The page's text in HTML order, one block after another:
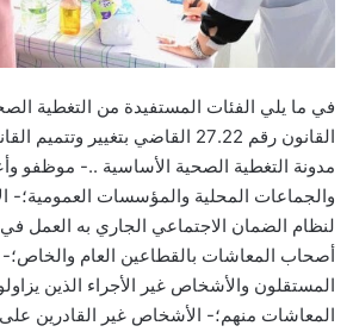
في ما يلي الفئات المستفيدة من التغطية
مدونة التغطية الصحية الأساسية ..- موظفو
والجماعات المحلية والمؤسسات
لنظام الضمان الاجتماعي الجاري به العمل
أصحاب المعاشات بالقطاعين العام والخاص؛-
المستقلون والأشخاص غير الأجراء الذين
المعاشات منهم؛- الأشخاص غير القادرين